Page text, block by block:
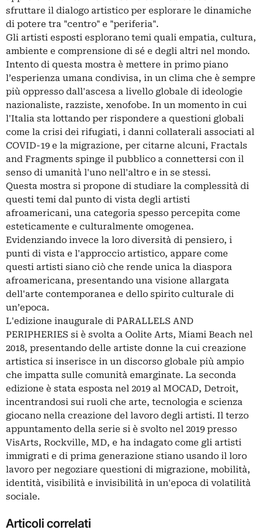
sfruttare il dialogo artistico per esplorare le dinamiche
di potere tra "centro" e "periferia".
Gli artisti esposti esplorano temi quali empatia, cultura,
ambiente e comprensione di sé e degli altri nel mondo.
Intento di questa mostra è mettere in primo piano
l’esperienza umana condivisa, in un clima che è sempre
più oppresso dall'ascesa a livello globale di ideologie
nazionaliste, razziste, xenofobe. In un momento in cui
l'Italia sta lottando per rispondere a questioni globali
come la crisi dei rifugiati, i danni collaterali associati al
COVID-19 e la migrazione, per citarne alcuni, Fractals
and Fragments spinge il pubblico a connettersi con il
senso di umanità l'uno nell'altro e in se stessi.
Questa mostra si propone di studiare la complessità di
questi temi dal punto di vista degli artisti
afroamericani, una categoria spesso percepita come
esteticamente e culturalmente omogenea.
Evidenziando invece la loro diversità di pensiero, i
punti di vista e l'approccio artistico, appare come
questi artisti siano ciò che rende unica la diaspora
afroamericana, presentando una visione allargata
dell'arte contemporanea e dello spirito culturale di
un’epoca.
L'edizione inaugurale di PARALLELS AND
PERIPHERIES si è svolta a Oolite Arts, Miami Beach nel
2018, presentando delle artiste donne la cui creazione
artistica si inserisce in un discorso globale più ampio
che impatta sulle comunità emarginate. La seconda
edizione è stata esposta nel 2019 al MOCAD, Detroit,
incentrandosi sui ruoli che arte, tecnologia e scienza
giocano nella creazione del lavoro degli artisti. Il terzo
appuntamento della serie si è svolto nel 2019 presso
VisArts, Rockville, MD, e ha indagato come gli artisti
immigrati e di prima generazione stiano usando il loro
lavoro per negoziare questioni di migrazione, mobilità,
identità, visibilità e invisibilità in un'epoca di volatilità
sociale.
Articoli correlati